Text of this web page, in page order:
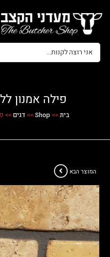
פילה אמנון
בית>>
Shop
>> דגים>>
המוצר הבא